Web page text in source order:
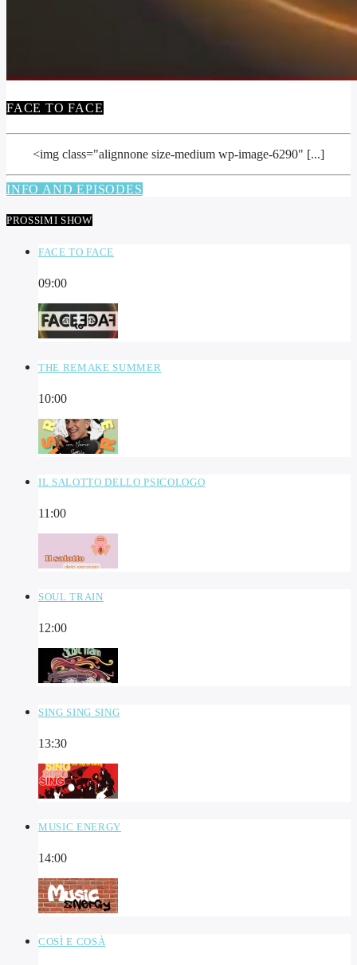
FACE TO FACE
<img class="alignnone size-medium wp-image-6290" [...]
INFO AND EPISODES
PROSSIMI SHOW
FACE TO FACE
09:00
THE REMAKE SUMMER
10:00
IL SALOTTO DELLO PSICOLOGO
11:00
SOUL TRAIN
12:00
SING SING SING
13:30
MUSIC ENERGY
14:00
COSÌ E COSÀ